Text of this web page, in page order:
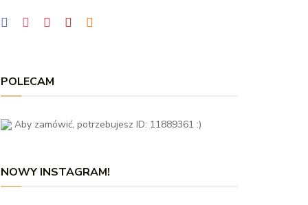
POLECAM
Aby zamówić, potrzebujesz ID: 11889361 :)
NOWY INSTAGRAM!